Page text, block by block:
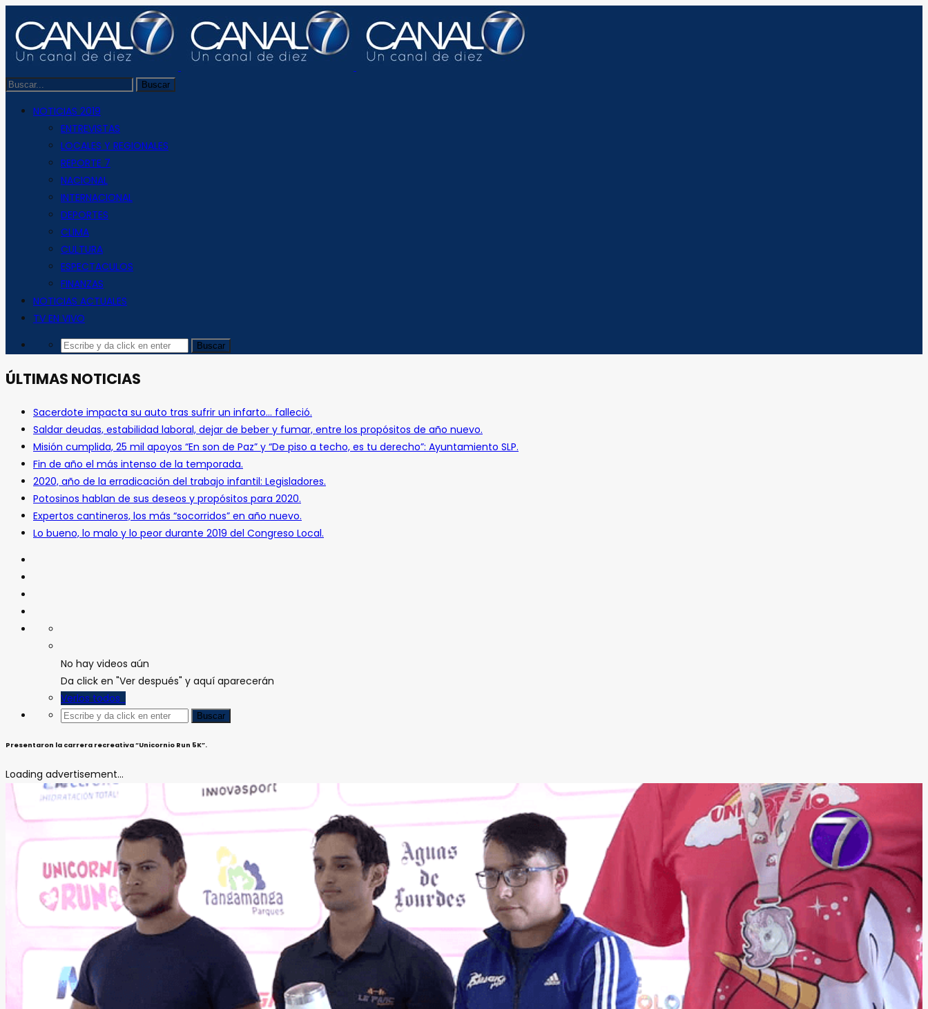
NOTICIAS 2019
ENTREVISTAS
LOCALES Y REGIONALES
REPORTE 7
NACIONAL
INTERNACIONAL
DEPORTES
CLIMA
CULTURA
ESPECTACULOS
FINANZAS
NOTICIAS ACTUALES
TV EN VIVO
ÚLTIMAS NOTICIAS
Sacerdote impacta su auto tras sufrir un infarto… falleció.
Saldar deudas, estabilidad laboral, dejar de beber y fumar, entre los propósitos de año nuevo.
Misión cumplida, 25 mil apoyos “En son de Paz” y “De piso a techo, es tu derecho”: Ayuntamiento SLP.
Fin de año el más intenso de la temporada.
2020, año de la erradicación del trabajo infantil: Legisladores.
Potosinos hablan de sus deseos y propósitos para 2020.
Expertos cantineros, los más “socorridos” en año nuevo.
Lo bueno, lo malo y lo peor durante 2019 del Congreso Local.
No hay videos aún
Da click en "Ver después" y aquí aparecerán
Verlos todos
Presentaron la carrera recreativa “Unicornio Run 5K”.
Loading advertisement...